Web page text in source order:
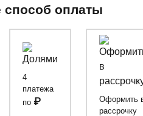
способ оплаты
4
платежа
по ₽
Оформить
рассрочку